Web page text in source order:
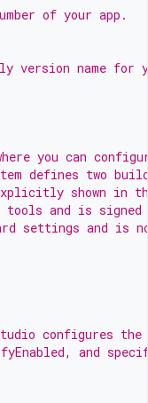
of your app.
version name for
you can
defines two
shown in
and is
settings and is
configures
and